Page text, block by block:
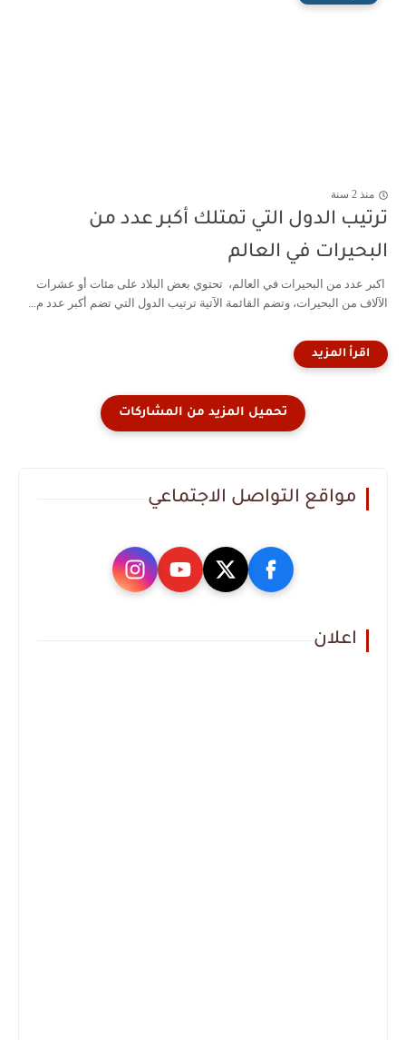
منذ 2 سنة
ترتيب الدول التي تمتلك أكبر عدد من
البحيرات في العالم
اكبر عدد من البحيرات في العالم، تحتوي بعض البلاد على مئات أو عشرات
الآلاف من البحيرات، وتضم القائمة الآتية ترتيب الدول التي تضم أكبر عدد م...
مواقع التواصل الاجتماعي
اعلان